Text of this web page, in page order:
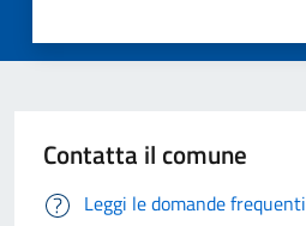
Contatta il comune
Leggi le domande frequenti